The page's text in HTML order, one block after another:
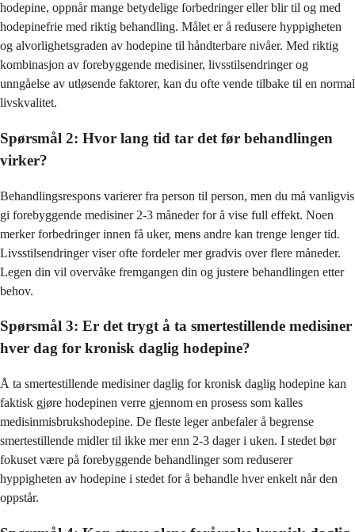
hodepine, oppnår mange betydelige forbedringer eller blir til og med
hodepinefrie med riktig behandling. Målet er å redusere hyppigheten
og alvorlighetsgraden av hodepine til håndterbare nivåer. Med riktig
kombinasjon av forebyggende medisiner, livsstilsendringer og
unngåelse av utløsende faktorer, kan du ofte vende tilbake til en normal
livskvalitet.
Spørsmål 2: Hvor lang tid tar det før behandlingen
virker?
Behandlingsrespons varierer fra person til person, men du må vanligvis
gi forebyggende medisiner 2-3 måneder for å vise full effekt. Noen
merker forbedringer innen få uker, mens andre kan trenge lenger tid.
Livsstilsendringer viser ofte fordeler mer gradvis over flere måneder.
Legen din vil overvåke fremgangen din og justere behandlingen etter
behov.
Spørsmål 3: Er det trygt å ta smertestillende medisiner
hver dag for kronisk daglig hodepine?
Å ta smertestillende medisiner daglig for kronisk daglig hodepine kan
faktisk gjøre hodepinen verre gjennom en prosess som kalles
medisinmisbrukshodepine. De fleste leger anbefaler å begrense
smertestillende midler til ikke mer enn 2-3 dager i uken. I stedet bør
fokuset være på forebyggende behandlinger som reduserer
hyppigheten av hodepine i stedet for å behandle hver enkelt når den
oppstår.